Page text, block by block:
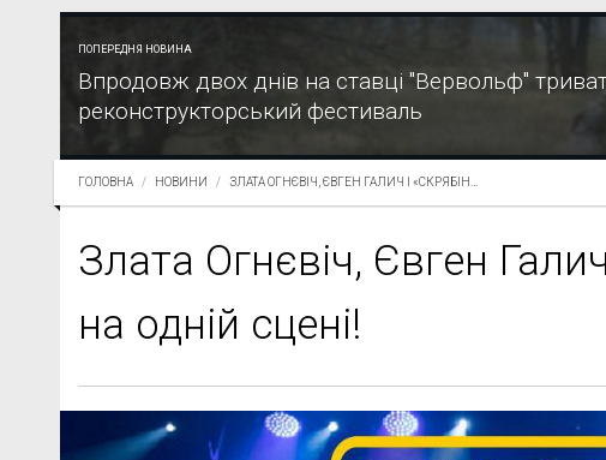
ПОПЕРЕДНЯ НОВИНА
Впродовж двох днів на ставці "Вервольф"
реконструкторський фестиваль
ГОЛОВНА НОВИНИ ЗЛАТА ОГНЄВІЧ, ЄВГЕН ГАЛИЧ І «СКРЯБІН...
Злата Огнєвіч, Євген
на одній сцені!